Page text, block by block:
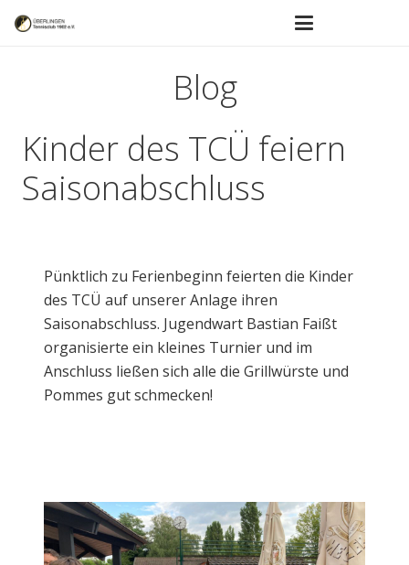
Blog
Kinder des TCÜ feiern
Saisonabschluss
Pünktlich zu Ferienbeginn feierten die Kinder
des TCÜ auf unserer Anlage ihren
Saisonabschluss. Jugendwart Bastian Faißt
organisierte ein kleines Turnier und im
Anschluss ließen sich alle die Grillwürste und
Pommes gut schmecken!